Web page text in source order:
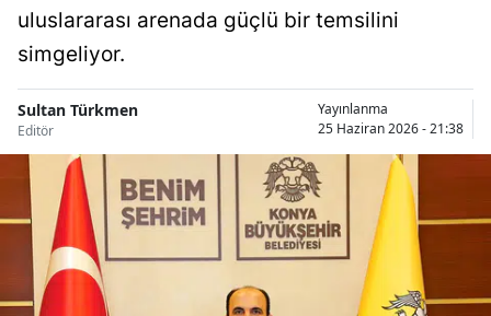
Bingöl
Bolu
Çanakkale
Çankırı
uluslararası arenada güçlü bir temsilini
simgeliyor.
Sultan Türkmen
Editör
Yayınlanma
25 Haziran 2026 - 21:38